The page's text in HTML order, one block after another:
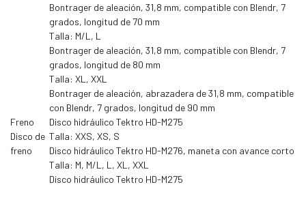
Bontrager de aleación, 31,8 mm, compatible con Blendr, 7
grados, longitud de 70 mm
Talla: M/L, L
Bontrager de aleación, 31,8 mm, compatible con Blendr, 7
grados, longitud de 80 mm
Talla: XL, XXL
Bontrager de aleación, abrazadera de 31,8 mm, compatible
con Blendr, 7 grados, longitud de 90 mm
Freno
Disco hidráulico Tektro HD-M275
Disco de
freno
Talla: XXS, XS, S
Disco hidráulico Tektro HD-M276, maneta con avance corto
Talla: M, M/L, L, XL, XXL
Disco hidráulico Tektro HD-M275